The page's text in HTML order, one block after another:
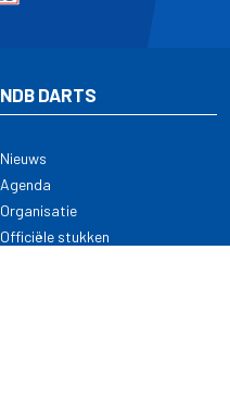
NDB DARTS
Nieuws
Agenda
Organisatie
Officiële stukken